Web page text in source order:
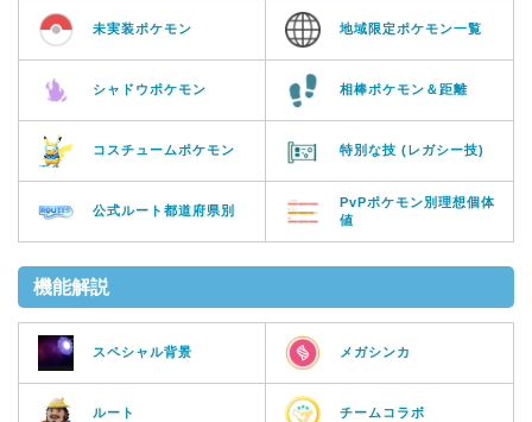
未実装ポケモン 地域限定ポケモン一覧
シャドウポケモン 相棒ポケモン＆距離
コスチュームポケモン 特別な技 (レガシー技)
公式ルート都道府県別
PvPポケモン別理想個体
値
機能解説
スペシャル背景 メガシンカ
ルート チームコラボ